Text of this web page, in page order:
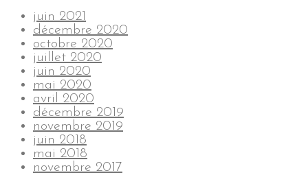
juin 2021
décembre 2020
octobre 2020
juillet 2020
juin 2020
mai 2020
avril 2020
décembre 2019
novembre 2019
juin 2018
mai 2018
novembre 2017